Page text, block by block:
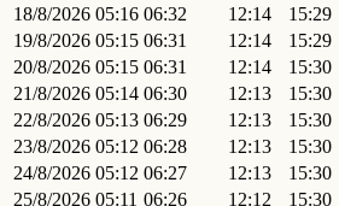
18/8/2026 05:16 06:32 12:14 15:29
19/8/2026 05:15 06:31 12:14 15:29
20/8/2026 05:15 06:31 12:14 15:30
21/8/2026 05:14 06:30 12:13 15:30
22/8/2026 05:13 06:29 12:13 15:30
23/8/2026 05:12 06:28 12:13 15:30
24/8/2026 05:12 06:27 12:13 15:30
25/8/2026 05:11 06:26 12:12 15:30